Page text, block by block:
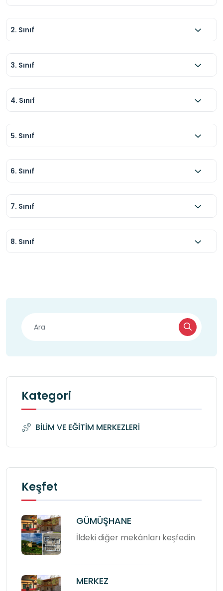
2. Sınıf
3. Sınıf
4. Sınıf
5. Sınıf
6. Sınıf
7. Sınıf
8. Sınıf
Kategori
BİLİM VE EĞİTİM MERKEZLERİ
Keşfet
GÜMÜŞHANE
İldeki diğer mekânları keşfedin
MERKEZ